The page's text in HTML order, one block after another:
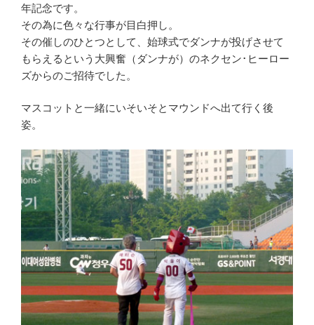
年記念です。
その為に色々な行事が目白押し。
その催しのひとつとして、始球式でダンナが投げさせて
もらえるという大興奮（ダンナが）のネクセン･ヒーロー
ズからのご招待でした。
マスコットと一緒にいそいそとマウンドへ出て行く後
姿。